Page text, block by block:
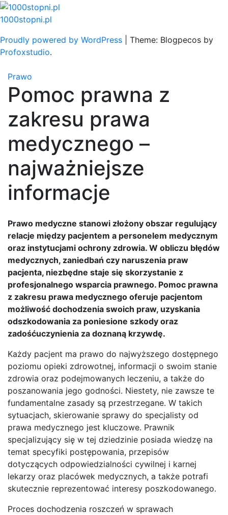
Skip
to
1000stopni.pl
Proudly powered by WordPress
Theme: Blogpecos by
Profoxstudio.
Prawo
Pomoc prawna z
zakresu prawa
medycznego –
najważniejsze
informacje
Prawo medyczne stanowi złożony obszar regulujący
relacje między pacjentem a personelem medycznym
oraz instytucjami ochrony zdrowia. W obliczu błędów
medycznych, zaniedbań czy naruszenia praw
pacjenta, niezbędne staje się skorzystanie z
profesjonalnego wsparcia prawnego. Pomoc prawna
z zakresu prawa medycznego oferuje pacjentom
możliwość dochodzenia swoich praw, uzyskania
odszkodowania za poniesione szkody oraz
zadośćuczynienia za doznaną krzywdę.
Każdy pacjent ma prawo do najwyższego dostępnego
poziomu opieki zdrowotnej, informacji o swoim stanie
zdrowia oraz podejmowanych leczeniu, a także do
poszanowania jego godności. Niestety, nie zawsze te
fundamentalne zasady są przestrzegane. W takich
sytuacjach, skierowanie sprawy do specjalisty od
prawa medycznego jest kluczowe. Prawnik
specjalizujący się w tej dziedzinie posiada wiedzę na
temat specyfiki postępowania, przepisów
dotyczących odpowiedzialności cywilnej i karnej
lekarzy oraz placówek medycznych, a także potrafi
skutecznie reprezentować interesy poszkodowanego.
Proces dochodzenia roszczeń w sprawach